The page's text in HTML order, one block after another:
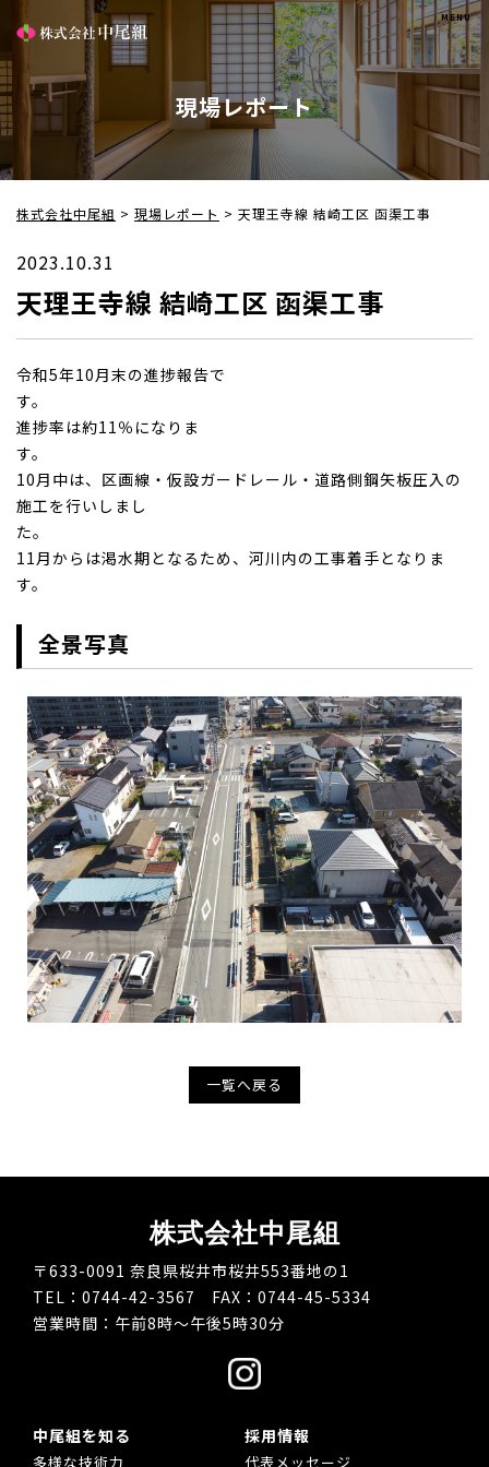
現場レポート
株式会社中尾組 > 現場レポート > 天理王寺線 結崎工区 函渠工事
2023.10.31
天理王寺線 結崎工区 函渠工事
令和5年10月末の進捗報告で
す
進捗率は約11％になりま
10月中は、区画線・仮設ガードレール・道路側鋼矢板圧入の
施工を行いしまし
た
11月からは渇水期となるため、河川内の工事着手となりま
す。
全景写真
一覧へ戻る
株式会社中尾組
〒633-0091 奈良県桜井市桜井553番地の1
TEL：0744-42-3567 FAX：0744-45-5334
営業時間：午前8時～午後5時30分
中尾組を知る
多様な技術力
採用情報
代表メッセージ